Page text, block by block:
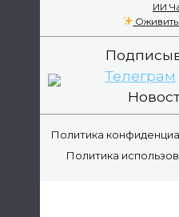
ИИ
Телеграм
Политика
Политика